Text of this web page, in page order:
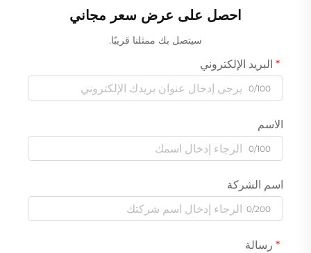
احصل على عرض سعر مجاني
سيتصل بك ممثلنا قريبًا.
البريد الإلكتروني
0/100
الاسم
0/100
اسم الشركة
0/200
رسالة